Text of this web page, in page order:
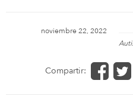
noviembre 22, 2022
Compartir: